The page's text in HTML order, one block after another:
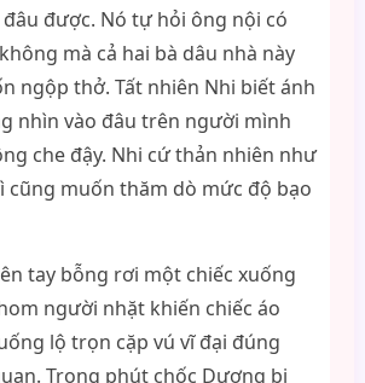
được. Nó tự hỏi ông nội có
mà cả hai bà dâu nhà này
ngộp thở. Tất nhiên Nhi biết ánh
nhìn vào đâu trên người mình
che đậy. Nhi cứ thản nhiên như
cũng muốn thăm dò mức độ bạo
tay bỗng rơi một chiếc xuống
người nhặt khiến chiếc áo
lộ trọn cặp vú vĩ đại đúng
Trong phút chốc Dương bị